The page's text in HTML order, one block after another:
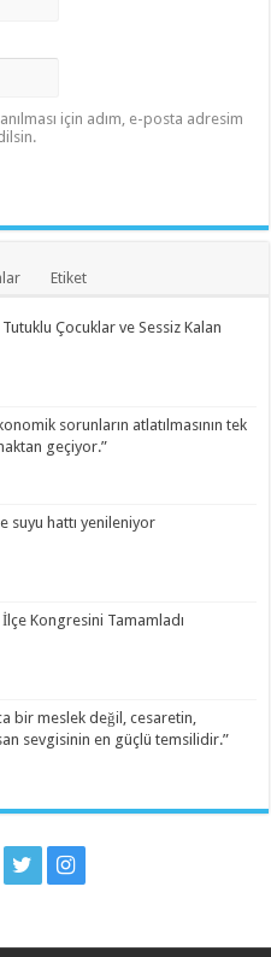
için adım, e-posta adresim
Etiket
Çocuklar ve Sessiz Kalan
sorunların atlatılmasının tek
geçiyor.”
suyu hattı yenileniyor
İlçe Kongresini Tamamladı
bir meslek değil, cesaretin,
sevgisinin en güçlü temsilidir.”